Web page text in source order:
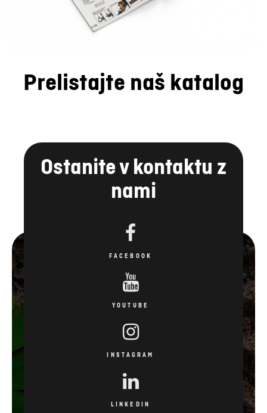
Prelistajte naš katalog
Ostanite v kontaktu z
nami
FACEBOOK
YOUTUBE
INSTAGRAM
LINKEDIN